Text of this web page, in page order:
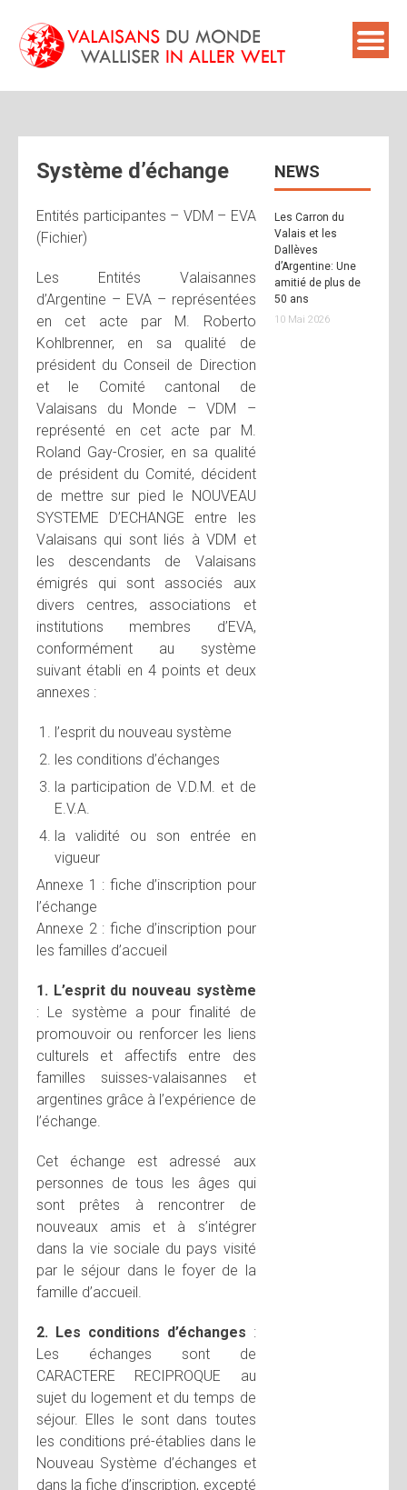
content
Système d’échange
Entités participantes – VDM – EVA
(Fichier)
Les Entités Valaisannes
d’Argentine – EVA – représentées
en cet acte par M. Roberto
Kohlbrenner, en sa qualité de
président du Conseil de Direction
et le Comité cantonal de
Valaisans du Monde – VDM –
représenté en cet acte par M.
Roland Gay-Crosier, en sa qualité
de président du Comité, décident
de mettre sur pied le NOUVEAU
SYSTEME D’ECHANGE entre les
Valaisans qui sont liés à VDM et
les descendants de Valaisans
émigrés qui sont associés aux
divers centres, associations et
institutions membres d’EVA,
conformément au système
suivant établi en 4 points et deux
annexes :
l’esprit du nouveau système
les conditions d’échanges
la participation de V.D.M. et de
E.V.A.
la validité ou son entrée en
vigueur
Annexe 1 : fiche d’inscription pour
l’échange
Annexe 2 : fiche d’inscription pour
les familles d’accueil
1. L’esprit du nouveau système
: Le système a pour finalité de
promouvoir ou renforcer les liens
culturels et affectifs entre des
familles suisses-valaisannes et
argentines grâce à l’expérience de
l’échange.
Cet échange est adressé aux
personnes de tous les âges qui
sont prêtes à rencontrer de
nouveaux amis et à s’intégrer
dans la vie sociale du pays visité
par le séjour dans le foyer de la
famille d’accueil.
2. Les conditions d’échanges :
Les échanges sont de
CARACTERE RECIPROQUE au
sujet du logement et du temps de
séjour. Elles le sont dans toutes
les conditions pré-établies dans le
Nouveau Système d’échanges et
dans la fiche d’inscription, excepté
NEWS
Les Carron du
Valais et les
Dallèves
d’Argentine: Une
amitié de plus de
50 ans
10 Mai 2026